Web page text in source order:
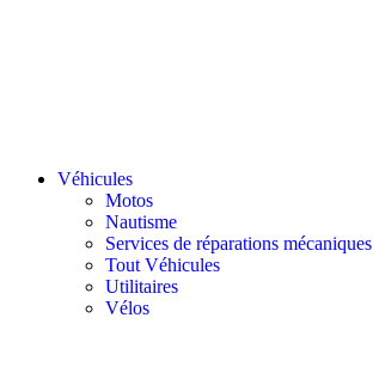
Véhicules
Motos
Nautisme
Services de réparations mécaniques
Tout Véhicules
Utilitaires
Vélos